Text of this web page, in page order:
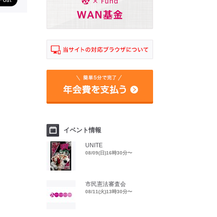
イベント情報
UNITE
08/09(日)16時30分〜
市民憲法審査会
08/11(火)13時30分〜